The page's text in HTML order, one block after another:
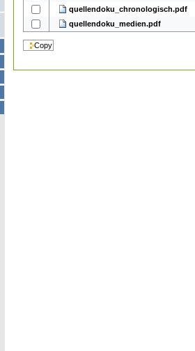
quellendoku_chronologisch.pdf
quellendoku_medien.pdf